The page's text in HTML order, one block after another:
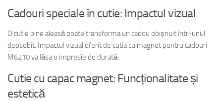
Cadouri speciale în cutie: Impactul vizual
O cutie bine aleasă poate transforma un cadou obișnuit într-unul
deosebit. Impactul vizual oferit de cutia cu magnet pentru cadouri
M6210 va lăsa o impresie de durată.
Cutie cu capac magnet: Funcționalitate și
estetică